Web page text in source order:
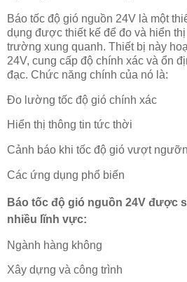
Báo tốc độ gió nguồn 24V là một
dụng được thiết kế để đo và hiển
trường xung quanh. Thiết bị này
24V, cung cấp độ chính xác và ổn
đạc. Chức năng chính của nó là:
Đo lường tốc độ gió chính xác
Hiển thị thông tin tức thời
Cảnh báo khi tốc độ gió vượt
Các ứng dụng phổ biến
Báo tốc độ gió nguồn 24V được
nhiều lĩnh vực:
Ngành hàng không
Xây dựng và công trình